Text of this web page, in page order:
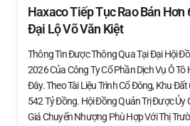
Haxaco Tiếp Tục Rao Bán
Đại Lộ Võ Văn Kiệt
Thông Tin Được Thông Qua Tại Đại Hội
2026 Của Công Ty Cổ Phần Dịch Vụ Ô
Đây. Theo Tài Liệu Trình Cổ Đông, Khu Đất
542 Tỷ Đồng. Hội Đồng Quản Trị Được Ủy
Giá Chuyển Nhượng Phù Hợp Với Thị